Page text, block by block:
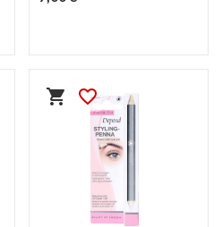
shopping_cart favorite_border